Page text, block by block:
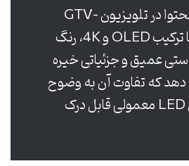
تجربه تماشای محتوا در تلویزیون GTV-
55RQ754N با ترکیب QLED و 4K، رنگ
عمیق و جزئیاتی خیره
دهد که تفاوت آن به وضوح
با تلویزیون های LED معمولی قابل درک